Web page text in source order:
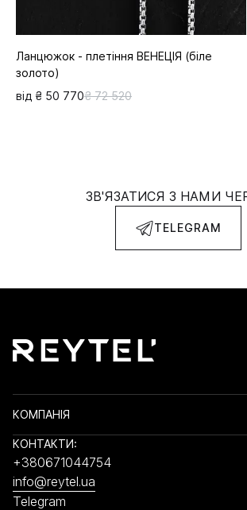
Ланцюжок - плетіння ВЕНЕЦІЯ (біле
золото)
від ₴ 50 770₴ 72 520
ЗВ'ЯЗАТИСЯ З НАМИ
TELEGRAM
КОМПАНІЯ
КОНТАКТИ:
+380671044754
info@reytel.ua
Telegram